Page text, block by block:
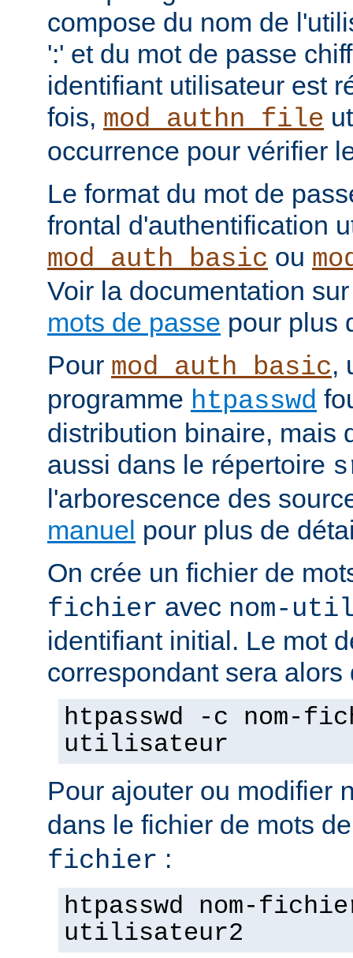
compose du nom de
':' et du mot de passe
identifiant utilisateur est
fois, mod_authn_file
occurrence pour vérifier
Le format du mot de
frontal d'authentification
mod_auth_basic ou
Voir la documentation
mots de passe pour plus
Pour mod_auth_basic,
programme htpasswd
distribution binaire, mais
aussi dans le répertoire
l'arborescence des
manuel pour plus de
On crée un fichier de
fichier avec nom-
identifiant initial. Le mot
correspondant sera alors
htpasswd -c nom-
utilisateur
Pour ajouter ou modifier
dans le fichier de mots
fichier :
htpasswd nom-
utilisateur2